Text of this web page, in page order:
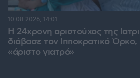
Η 24χρονη αριστούχος της
διάβασε τον Ιπποκρατικό Όρκο,
«άριστο γιατρό»
10.08.2026, 14:01